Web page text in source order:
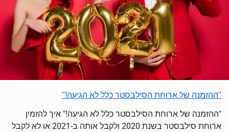
"ההזמנה של ארוחת הסילבסטר כלל לא הגיעה!"
"ההזמנה של ארוחת הסילבסטר כלל לא הגיעה!" איך להזמין
ארוחת סילבסטר בשנת 2020 ולקבל אותה ב-2021 או לא לקבל